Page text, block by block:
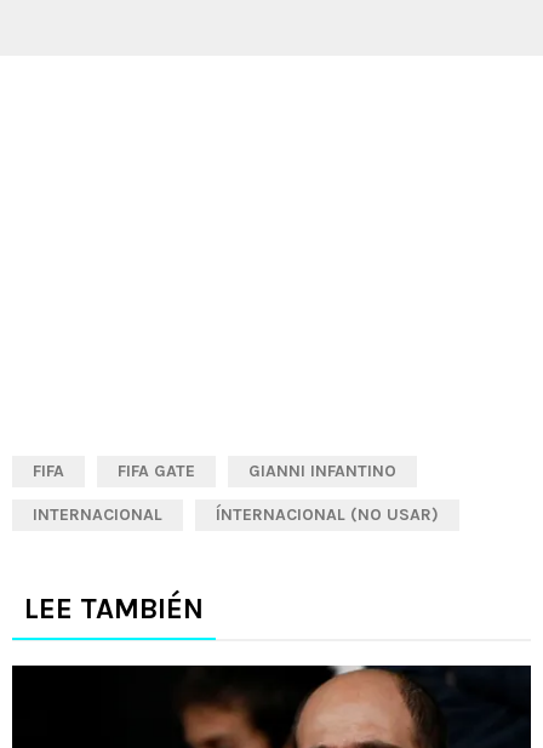
FIFA FIFA GATE GIANNI INFANTINO
INTERNACIONAL ÍNTERNACIONAL (NO USAR)
LEE TAMBIÉN